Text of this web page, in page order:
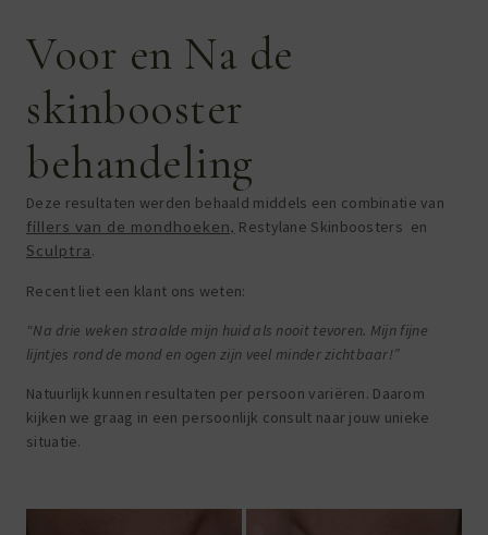
Voor en Na de
skinbooster
behandeling
Deze resultaten werden behaald middels een combinatie van
fillers van de mondhoeken, Restylane Skinboosters en
Sculptra.
Recent liet een klant ons weten:
“Na drie weken straalde mijn huid als nooit tevoren. Mijn fijne
lijntjes rond de mond en ogen zijn veel minder zichtbaar!”
Natuurlijk kunnen resultaten per persoon variëren. Daarom
kijken we graag in een persoonlijk consult naar jouw unieke
situatie.